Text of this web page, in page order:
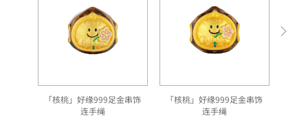
「核桃」好缘999足金串饰
连手绳
「核桃」好缘999足金串饰
连手绳